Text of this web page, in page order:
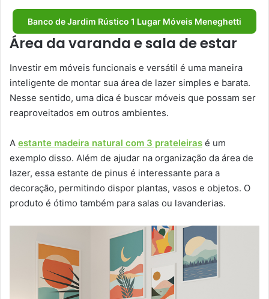
Banco de Jardim Rústico 1 Lugar Móveis Meneghetti
Área da varanda e sala de estar
Investir em móveis funcionais e versátil é uma maneira
inteligente de montar sua área de lazer simples e barata.
Nesse sentido, uma dica é buscar móveis que possam ser
reaproveitados em outros ambientes.
A estante madeira natural com 3 prateleiras é um
exemplo disso. Além de ajudar na organização da área de
lazer, essa estante de pinus é interessante para a
decoração, permitindo dispor plantas, vasos e objetos. O
produto é ótimo também para salas ou lavanderias.